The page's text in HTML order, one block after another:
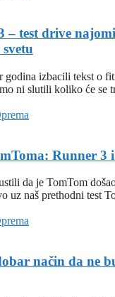
– test drive
godina izbacili tekst o
ni slutili koliko će se
Runner 3
da je TomTom
uz naš prethodni test
način da ne